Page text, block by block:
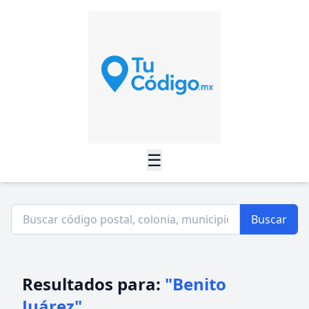
☰
Buscar
Resultados para: "Benito